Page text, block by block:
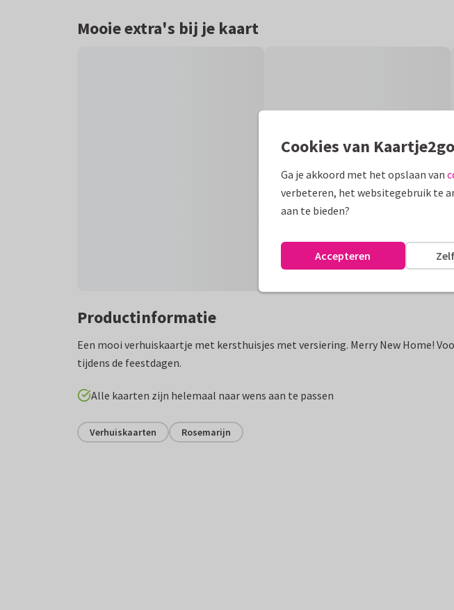
Mooie extra's bij je kaart
Productinformatie
Een mooi verhuiskaartje met kersthuisjes met versiering. Merry New Home!
tijdens de feestdagen.
Alle kaarten zijn helemaal naar wens aan te passen
Verhuiskaarten Rosemarijn
Cookies van Kaartje2go
Ga je akkoord met het opslaan van
verbeteren, het websitegebruik te
aan te bieden?
Accepteren